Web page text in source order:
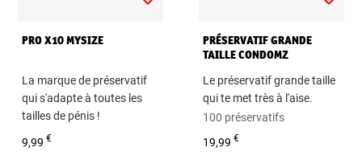
PRO X10 MYSIZE
La marque de préservatif
qui s'adapte à toutes les
tailles de pénis !
Boîte de 10 préservatifs
9,99€
PRÉSERVATIF GRANDE
TAILLE CONDOMZ
Le préservatif grande taille
qui te met très à l'aise.
100 préservatifs
19,99€